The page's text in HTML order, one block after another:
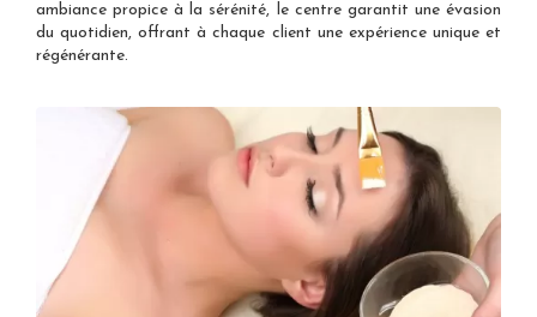
ambiance propice à la sérénité, le centre garantit une évasion
du quotidien, offrant à chaque client une expérience unique et
régénérante.